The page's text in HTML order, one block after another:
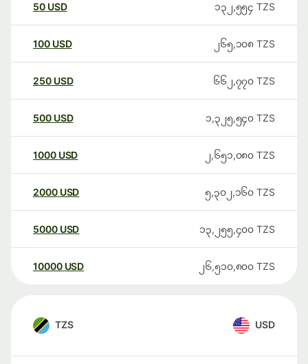
50 USD ၁၃၂,၅၅၄ TZS
100 USD ၂၆၅,၁၀၈ TZS
250 USD ၆၆၂,၇၇၀ TZS
500 USD ၁,၃၂၅,၅၄၀ TZS
1000 USD ၂,၆၅၁,၀၈၀ TZS
2000 USD ၅,၃၀၂,၁၆၀ TZS
5000 USD ၁၃,၂၅၅,၄၀၀ TZS
10000 USD ၂၆,၅၁၀,၈၀၀ TZS
TZS USD